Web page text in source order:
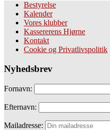
Bestyrelse
Kalender
Vores klubber
Kassererens Hjørne
Kontakt
Cookie og Privatlivspolitik
Nyhedsbrev
Fornavn:
Efternavn:
Mailadresse: